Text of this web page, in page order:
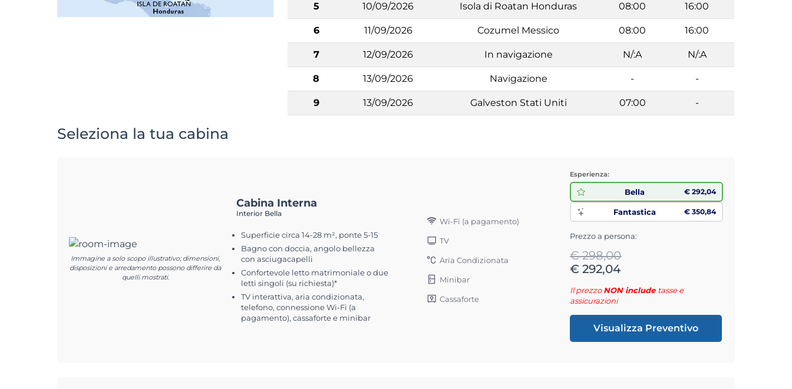
5 10/09/2026 Isola di Roatan Honduras 08:00 16:00
6 11/09/2026 Cozumel Messico 08:00 16:00
7 12/09/2026 In navigazione N/:A N/:A
8 13/09/2026 Navigazione - -
9 13/09/2026 Galveston Stati Uniti 07:00 -
Seleziona la tua cabina
Immagine a solo scopo illustrativo; dimensioni,
disposizioni e arredamento possono differire da
quelli mostrati.
Cabina Interna
Interior Bella
Superficie circa 14-28 m², ponte 5-15
Bagno con doccia, angolo bellezza
con asciugacapelli
Confortevole letto matrimoniale o due
letti singoli (su richiesta)*
TV interattiva, aria condizionata,
telefono, connessione Wi-Fi (a
pagamento), cassaforte e minibar
Wi-Fi (a pagamento)
TV
Aria Condizionata
Minibar
Cassaforte
Esperienza:
Bella € 292,04
Fantastica € 350,84
Prezzo a persona:
€ 298,00
€ 292,04
Il prezzoNON include tasse e
assicurazioni
Visualizza Preventivo